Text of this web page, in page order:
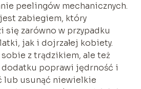
peelingów mechanicznych.
zabiegiem, który
się zarówno w przypadku
jak i dojrzałej kobiety.
z trądzikiem, ale też
dodatku poprawi jędrność i
lub usunąć niewielkie